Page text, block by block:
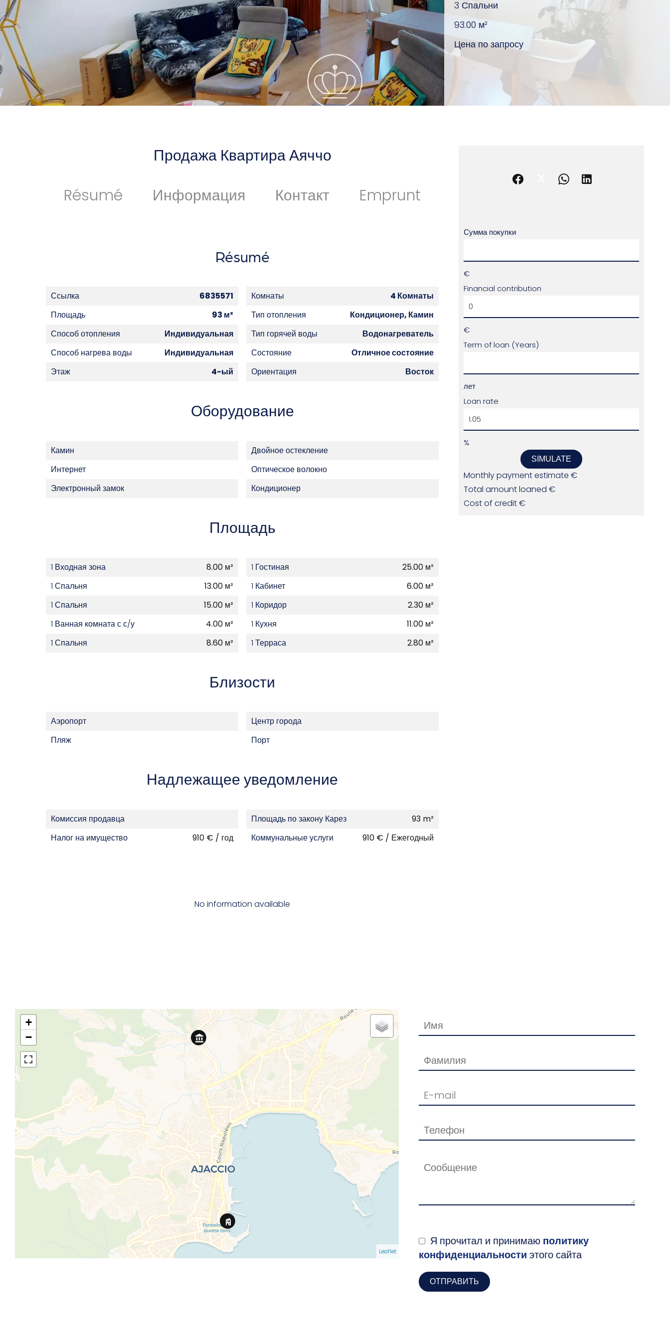
3 Спальни
93.00 м²
Цена по запросу
Продажа Квартира Аяччо
Résumé Информация Контакт Emprunt
Résumé
Ссылка 6835571 Комнаты
4 Комнаты
Площадь
93 м² Тип отопления
Кондиционер, Камин
Способ отопления
Индивидуальная Тип горячей воды
Водонагреватель
Способ нагрева воды
Индивидуальная Состояние
Отличное состояние
Этаж
4-ый Ориентация Восток
Оборудование
Камин
Двойное остекление
Интернет
Оптическое волокно
Электронный замок
Кондиционер
Площадь
1 Входная зона 8.00 м² 1 Гостиная
25.00 м²
1 Спальня
13.00 м² 1 Кабинет
6.00 м²
1 Спальня
15.00 м² 1 Коридор
2.30 м²
1 Ванная комната с с/у
4.00 м² 1 Кухня
11.00 м²
1 Спальня
8.60 м² 1 Терраса 2.80 м²
Близости
Аэропорт
Центр города
Пляж
Порт
Надлежащее уведомление
Комиссия продавца Площадь по закону Карез
93 m²
Налог на имущество
910 € / год Коммунальные услуги 910 € / Ежегодный
No information available
Сумма покупки
€
Financial contribution
€
Term of loan (Years)
лет
Loan rate
%
SIMULATE
Monthly payment estimate €
Total amount loaned €
Cost of credit€
+
−
Leaflet
Я прочитал и принимаю политику
конфиденциальности этого сайта
ОТПРАВИТЬ